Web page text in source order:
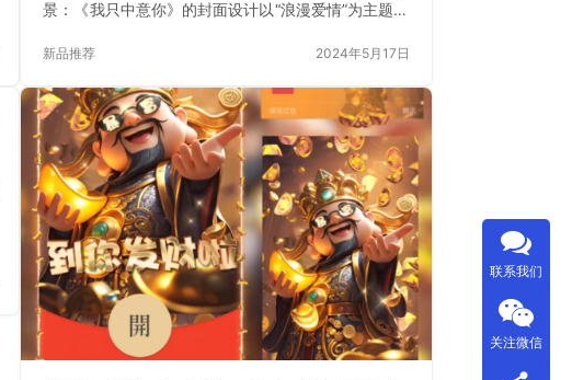
景：《我只中意你》的封面设计以“浪漫爱情”为主题，
馨而甜蜜的氛围，寓意着爱情中的纯真与执着。 主题
们或相视而笑，或手牵手漫步，传递出浓浓的爱意。
[微信红包封面爱情系列]我只中意你 建议售价：
¥6.00 上架时间 2024年5月17日 立即购买 已付费？
登录 或 刷新
新品推荐 2024年5月17日
联系我们
关注微信